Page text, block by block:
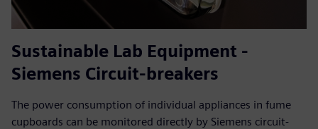
Sustainable Lab Equipment -
Siemens Circuit-breakers
The power consumption of individual appliances in fume
cupboards can be monitored directly by Siemens circuit-